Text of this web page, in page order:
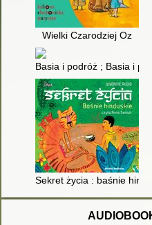
Wielki Czarodziej Oz
Basia i podróż ; Basia i
Sekret życia : baśnie